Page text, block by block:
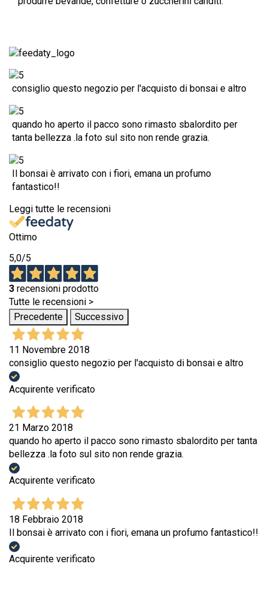
consiglio questo negozio per l'acquisto di bonsai e altro
quando ho aperto il pacco sono rimasto sbalordito per
tanta bellezza .la foto sul sito non rende grazia.
Il bonsai è arrivato con i fiori, emana un profumo
fantastico!!
Leggi tutte le recensioni
Ottimo
5,0/5
3 recensioni prodotto
Tutte le recensioni >
Precedente
Successivo
11 Novembre 2018
consiglio questo negozio per l'acquisto di bonsai e altro
Acquirente verificato
21 Marzo 2018
quando ho aperto il pacco sono rimasto sbalordito per tanta
bellezza .la foto sul sito non rende grazia.
Acquirente verificato
18 Febbraio 2018
Il bonsai è arrivato con i fiori, emana un profumo fantastico!!
Acquirente verificato